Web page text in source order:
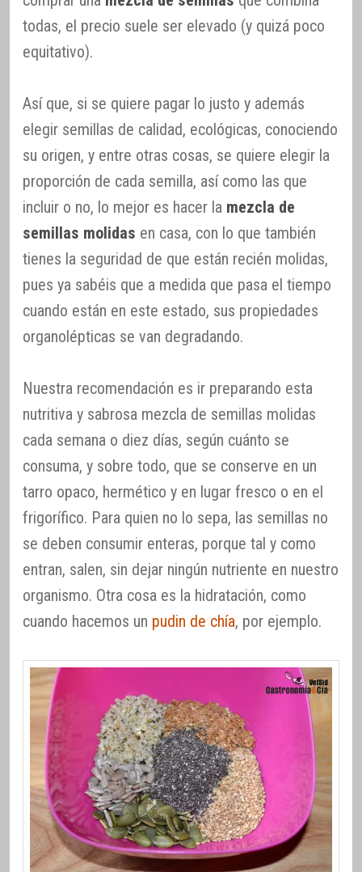
todas, el precio suele ser elevado (y quizá poco
equitativo).
Así que, si se quiere pagar lo justo y además
elegir semillas de calidad, ecológicas, conociendo
su origen, y entre otras cosas, se quiere elegir la
proporción de cada semilla, así como las que
incluir o no, lo mejor es hacer la mezcla de
semillas molidas en casa, con lo que también
tienes la seguridad de que están recién molidas,
pues ya sabéis que a medida que pasa el tiempo
cuando están en este estado, sus propiedades
organolépticas se van degradando.
Nuestra recomendación es ir preparando esta
nutritiva y sabrosa mezcla de semillas molidas
cada semana o diez días, según cuánto se
consuma, y sobre todo, que se conserve en un
tarro opaco, hermético y en lugar fresco o en el
frigorífico. Para quien no lo sepa, las semillas no
se deben consumir enteras, porque tal y como
entran, salen, sin dejar ningún nutriente en nuestro
organismo. Otra cosa es la hidratación, como
cuando hacemos un pudin de chía, por ejemplo.